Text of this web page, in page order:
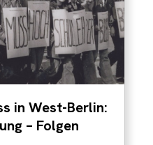
in West-Berlin:
– Folgen